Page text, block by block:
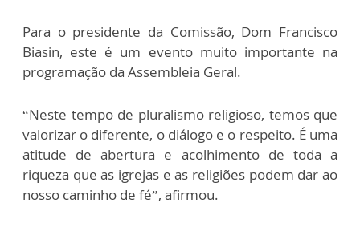
Para o presidente da Comissão, Dom Francisco
Biasin, este é um evento muito importante na
programação da Assembleia Geral.
“Neste tempo de pluralismo religioso, temos que
valorizar o diferente, o diálogo e o respeito. É uma
atitude de abertura e acolhimento de toda a
riqueza que as igrejas e as religiões podem dar ao
nosso caminho de fé”, afirmou.